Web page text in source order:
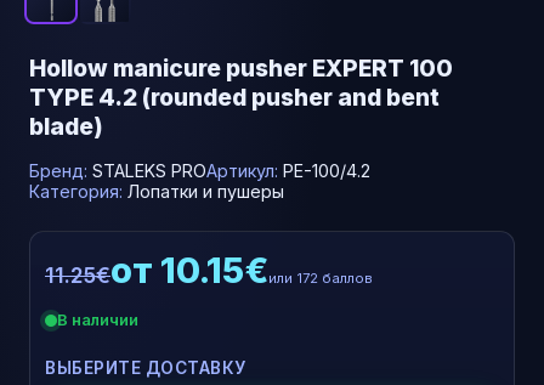
Hollow manicure pusher EXPERT 100
TYPE 4.2 (rounded pusher and bent
blade)
Бренд: STALEKS PROАртикул: PE-100/4.2
Категория: Лопатки и пушеры
11.25€от 10.15€или 172 баллов
В наличии
ВЫБЕРИТЕ ДОСТАВКУ